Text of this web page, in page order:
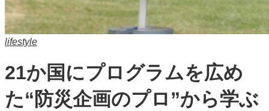
lifestyle
21か国にプログラムを広め
た“防災企画のプロ”から学ぶ